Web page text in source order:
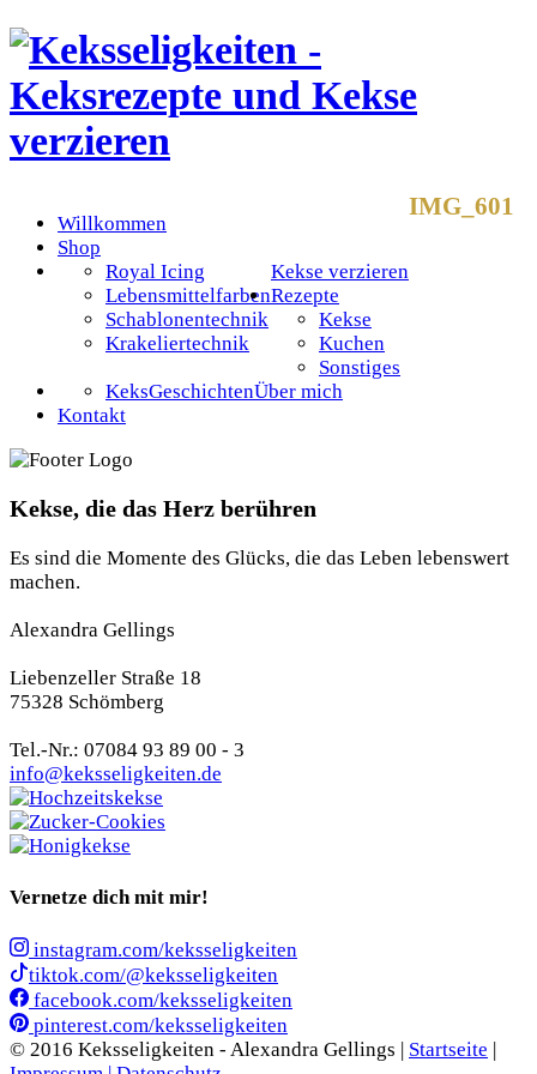
Willkommen
Shop
Kekse verzieren
Royal Icing
Lebensmittelfarben
Schablonentechnik
Krakeliertechnik
Rezepte
Kekse
Kuchen
Sonstiges
Über mich
KeksGeschichten
Kontakt
IMG_601
Kekse, die das Herz berühren
Es sind die Momente des Glücks, die das Leben lebenswert
machen.
Alexandra Gellings
Liebenzeller Straße 18
75328 Schömberg
Tel.-Nr.: 07084 93 89 00 - 3
info@keksseligkeiten.de
Vernetze dich mit mir!
instagram.com/keksseligkeiten
tiktok.com/@keksseligkeiten
facebook.com/keksseligkeiten
pinterest.com/keksseligkeiten
© 2016 Keksseligkeiten - Alexandra Gellings | Startseite |